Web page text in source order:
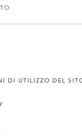
DI UTILIZZO DEL